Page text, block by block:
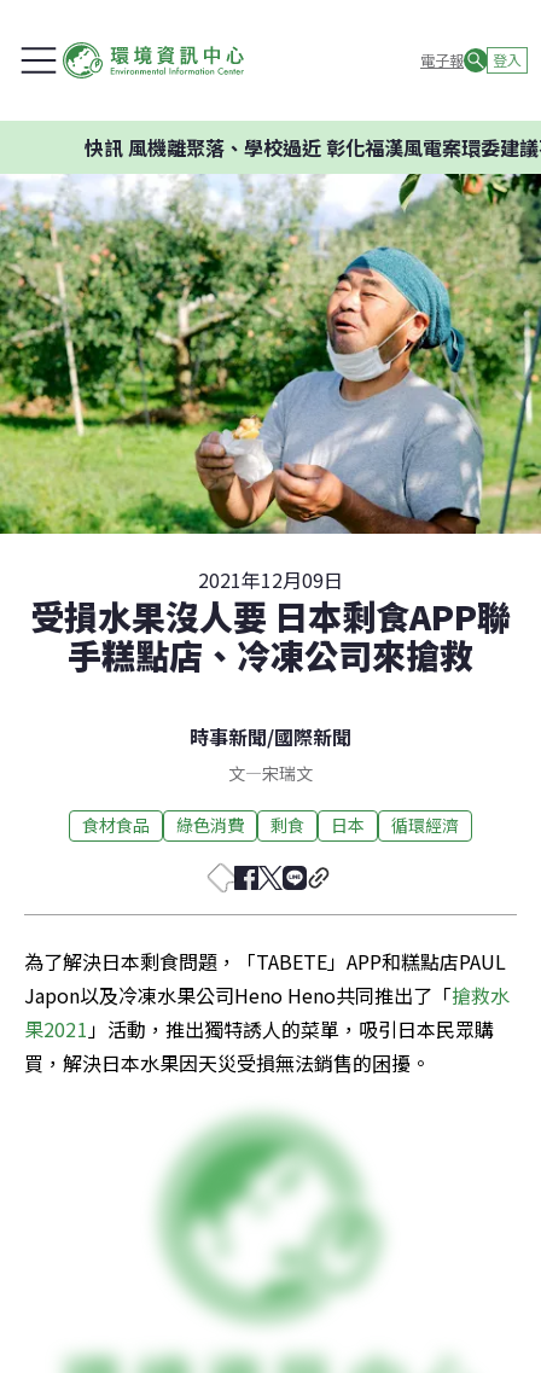
電子報 登入
風機離聚落、學校過近 彰化福漢風電案環委建議不應
2021年12月09日
受損水果沒人要 日本剩食APP聯
手糕點店、冷凍公司來搶救
時事新聞/國際新聞
文—宋瑞文
食材食品 綠色消費 剩食 日本 循環經濟
為了解決日本剩食問題，「TABETE」APP和糕點店PAUL
Japon以及冷凍水果公司Heno Heno共同推出了「搶救水
果2021 」活動，推出獨特誘人的菜單，吸引日本民眾購
買，解決日本水果因天災受損無法銷售的困擾。